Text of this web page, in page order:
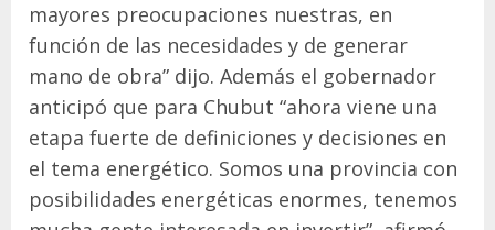
mayores preocupaciones nuestras, en
función de las necesidades y de generar
mano de obra” dijo. Además el gobernador
anticipó que para Chubut “ahora viene una
etapa fuerte de definiciones y decisiones en
el tema energético. Somos una provincia con
posibilidades energéticas enormes, tenemos